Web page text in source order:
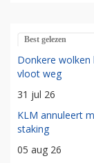
Best gelezen
Donkere wolken
vloot weg
31 jul 26
KLM annuleert
staking
05 aug 26